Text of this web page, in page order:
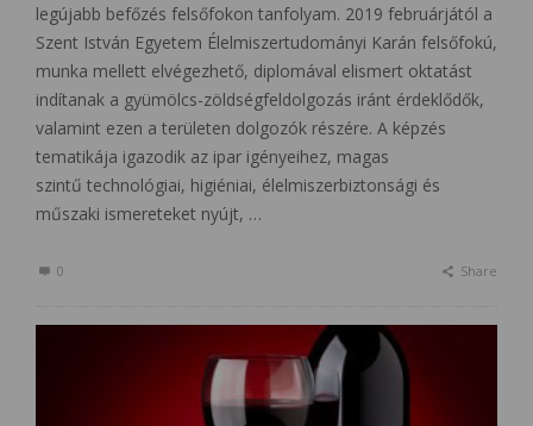
legújabb befőzés felsőfokon tanfolyam. 2019 februárjától a
Szent István Egyetem Élelmiszertudományi Karán felsőfokú,
munka mellett elvégezhető, diplomával elismert oktatást
indítanak a gyümölcs-zöldségfeldolgozás iránt érdeklődők,
valamint ezen a területen dolgozók részére. A képzés
tematikája igazodik az ipar igényeihez, magas
szintű technológiai, higiéniai, élelmiszerbiztonsági és
műszaki ismereteket nyújt, …
0 Share